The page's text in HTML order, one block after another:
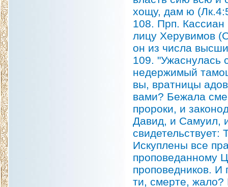
хощу, дам ю
108. Прп. Кассиан
лицу Херувимов
он из числа
109. "Ужаснулась
недержимый
вы, вратницы
вами? Бежала
пророки, и
Давид, и Самуил,
Искуплены все
проповеданному
проповедников. И
ти, смерте, жало?